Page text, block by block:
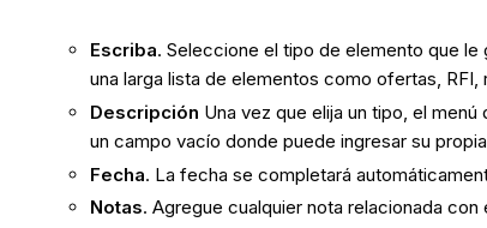
Escriba. Seleccione el tipo de elemento que
una larga lista de elementos como ofertas,
Descripción Una vez que elija un tipo, el
un campo vacío donde puede ingresar su
Fecha. La fecha se completará
Notas. Agregue cualquier nota relacionada con